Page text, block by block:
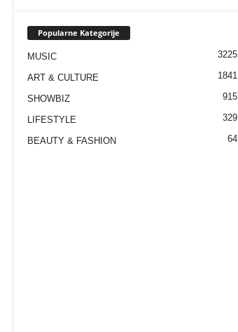
Popularne Kategorije
MUSIC 3225
ART & CULTURE 1841
SHOWBIZ 915
LIFESTYLE 329
BEAUTY & FASHION 64